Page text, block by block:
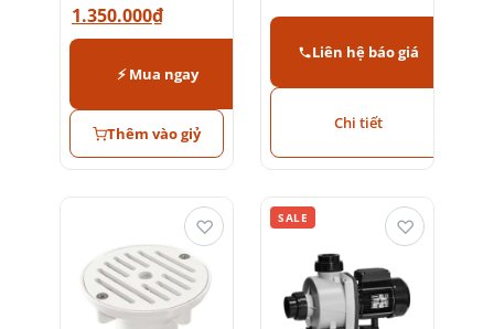
1.350.000₫
⚡ Mua ngay
Thêm vào giỷ
Liên hệ báo giá
Chi tiết
♡ SALE ♡